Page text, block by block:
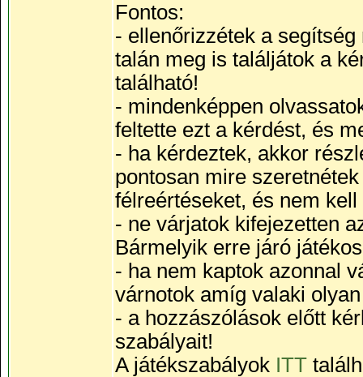
Fontos:
- ellenőrizzétek a
talán meg is találjátok a
található!
- mindenképpen
feltette ezt a kérdést, és
- ha kérdeztek, akkor
pontosan mire
félreértéseket, és nem
- ne várjatok kifejezetten
Bármelyik erre járó
- ha nem kaptok azonnal
várnotok amíg valaki
- a hozzászólások előtt
szabályait!
A játékszabályok ITT